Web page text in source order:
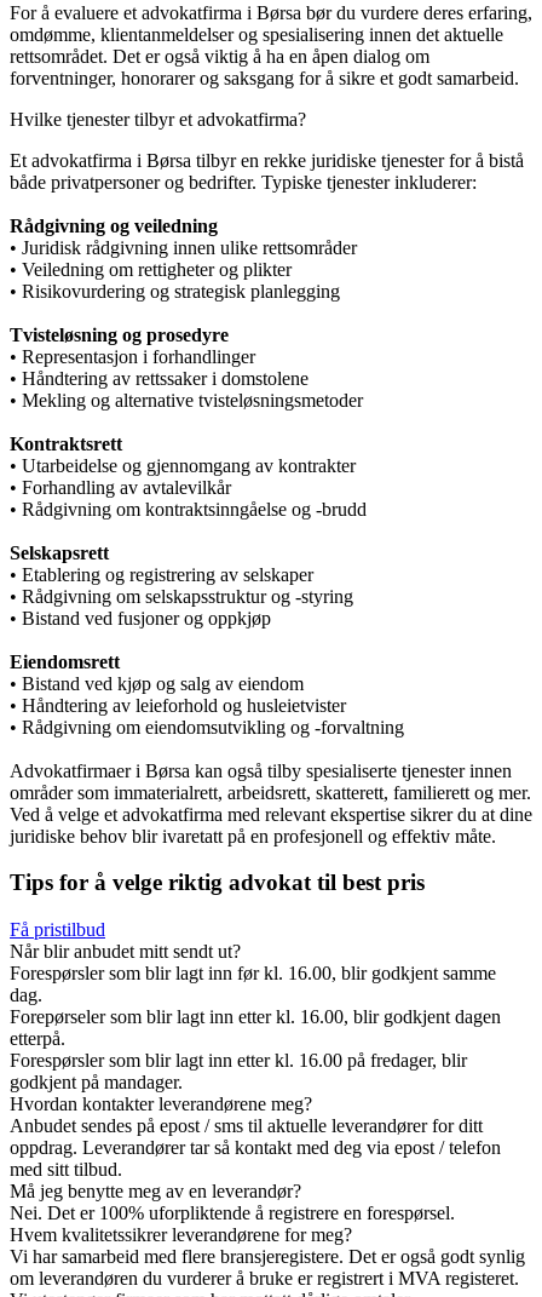
For å evaluere et advokatfirma i Børsa bør du vurdere deres erfaring,
omdømme, klientanmeldelser og spesialisering innen det aktuelle
rettsområdet. Det er også viktig å ha en åpen dialog om
forventninger, honorarer og saksgang for å sikre et godt samarbeid.
Hvilke tjenester tilbyr et advokatfirma?
Et advokatfirma i Børsa tilbyr en rekke juridiske tjenester for å bistå
både privatpersoner og bedrifter. Typiske tjenester inkluderer:
Rådgivning og veiledning
• Juridisk rådgivning innen ulike rettsområder
• Veiledning om rettigheter og plikter
• Risikovurdering og strategisk planlegging
Tvisteløsning og prosedyre
• Representasjon i forhandlinger
• Håndtering av rettssaker i domstolene
• Mekling og alternative tvisteløsningsmetoder
Kontraktsrett
• Utarbeidelse og gjennomgang av kontrakter
• Forhandling av avtalevilkår
• Rådgivning om kontraktsinngåelse og -brudd
Selskapsrett
• Etablering og registrering av selskaper
• Rådgivning om selskapsstruktur og -styring
• Bistand ved fusjoner og oppkjøp
Eiendomsrett
• Bistand ved kjøp og salg av eiendom
• Håndtering av leieforhold og husleietvister
• Rådgivning om eiendomsutvikling og -forvaltning
Advokatfirmaer i Børsa kan også tilby spesialiserte tjenester innen
områder som immaterialrett, arbeidsrett, skatterett, familierett og mer.
Ved å velge et advokatfirma med relevant ekspertise sikrer du at dine
juridiske behov blir ivaretatt på en profesjonell og effektiv måte.
Tips for å velge riktig advokat til best pris
Få pristilbud
Når blir anbudet mitt sendt ut?
Forespørsler som blir lagt inn før kl. 16.00, blir godkjent samme
dag.
Forepørseler som blir lagt inn etter kl. 16.00, blir godkjent dagen
etterpå.
Forespørsler som blir lagt inn etter kl. 16.00 på fredager, blir
godkjent på mandager.
Hvordan kontakter leverandørene meg?
Anbudet sendes på epost / sms til aktuelle leverandører for ditt
oppdrag. Leverandører tar så kontakt med deg via epost / telefon
med sitt tilbud.
Må jeg benytte meg av en leverandør?
Nei. Det er 100% uforpliktende å registrere en forespørsel.
Hvem kvalitetssikrer leverandørene for meg?
Vi har samarbeid med flere bransjeregistere. Det er også godt synlig
om leverandøren du vurderer å bruke er registrert i MVA registeret.